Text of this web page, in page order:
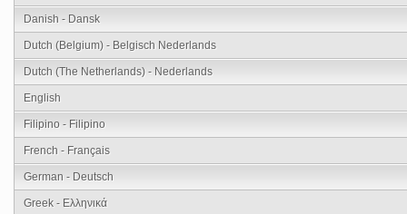
Danish - Dansk
Dutch (Belgium) - Belgisch Nederlands
Dutch (The Netherlands) - Nederlands
English
Filipino - Filipino
French - Français
German - Deutsch
Greek - Ελληνικά